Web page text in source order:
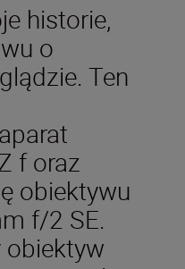
historie,
o
Ten
f oraz
obiektywu
f/2 SE.
obiektyw